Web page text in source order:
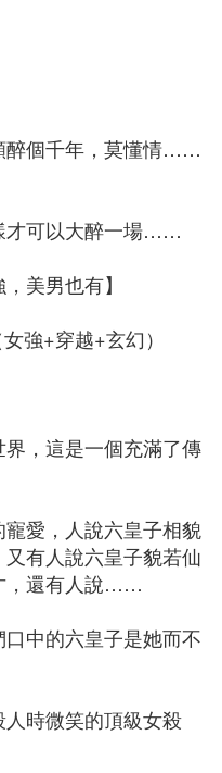
醉個千年，莫懂情……
可以大醉一場……
美男也有】
強+穿越+玄幻）
，這是一個充滿了傳
愛，人說六皇子相貌
有人說六皇子貌若仙
，還有人說……
中的六皇子是她而不
時微笑的頂級女殺